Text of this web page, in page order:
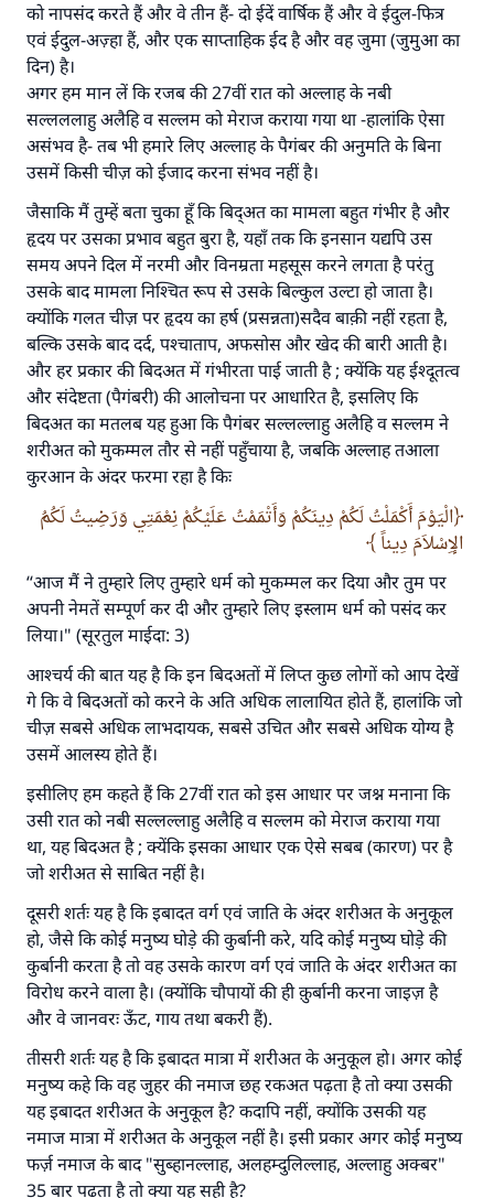
को नापसंद करते हैं और वे तीन हैं- दो ईदें वार्षिक हैं और वे ईदुल-फित्र
एवं ईदुल-अज़्हा हैं, और एक साप्ताहिक ईद है और वह जुमा (जुमुआ का
दिन) है।
अगर हम मान लें कि रजब की 27वीं रात को अल्लाह के नबी
सल्लललाहु अलैहि व सल्लम को मेराज कराया गया था -हालांकि ऐसा
असंभव है- तब भी हमारे लिए अल्लाह के पैगंबर की अनुमति के बिना
उसमें किसी चीज़ को ईजाद करना संभव नहीं है।
जैसाकि मैं तुम्हें बता चुका हूँ कि बिद्अत का मामला बहुत गंभीर है और
हृदय पर उसका प्रभाव बहुत बुरा है, यहाँ तक कि इनसान यद्यपि उस
समय अपने दिल में नरमी और विनम्रता महसूस करने लगता है परंतु
उसके बाद मामला निश्चित रूप से उसके बिल्कुल उल्टा हो जाता है।
क्योंकि गलत चीज़ पर हृदय का हर्ष (प्रसन्नता)सदैव बाक़ी नहीं रहता है,
बल्कि उसके बाद दर्द, पश्चाताप, अफसोस और खेद की बारी आती है।
और हर प्रकार की बिदअत में गंभीरता पाई जाती है ; क्येंकि यह ईश्दूतत्व
और संदेष्टता (पैगंबरी) की आलोचना पर आधारित है, इसलिए कि
बिदअत का मतलब यह हुआ कि पैगंबर सल्लल्लाहु अलैहि व सल्लम ने
शरीअत को मुकम्मल तौर से नहीं पहुँचाया है, जबकि अल्लाह तआला
कुरआन के अंदर फरमा रहा है किः
الْيَوْمَ أَكْمَلْتُ لَكُمْ دِينَكُمْ وَأَتْمَمْتُ عَلَيْكُمْ نِعْمَتِي وَرَضِيتُ لَكُمُ
الإِسْلاَمَ دِيناً
‘‘आज मैं ने तुम्हारे लिए तुम्हारे धर्म को मुकम्मल कर दिया और तुम पर
अपनी नेमतें सम्पूर्ण कर दी और तुम्हारे लिए इस्लाम धर्म को पसंद कर
लिया।" (सूरतुल माईदा: 3)
आश्चर्य की बात यह है कि इन बिदअतों में लिप्त कुछ लोगों को आप देखें
गे कि वे बिदअतों को करने के अति अधिक लालायित होते हैं, हालांकि जो
चीज़ सबसे अधिक लाभदायक, सबसे उचित और सबसे अधिक योग्य है
उसमें आलस्य होते हैं।
इसीलिए हम कहते हैं कि 27वीं रात को इस आधार पर जश्न मनाना कि
उसी रात को नबी सल्लल्लाहु अलैहि व सल्लम को मेराज कराया गया
था, यह बिदअत है ; क्येंकि इसका आधार एक ऐसे सबब (कारण) पर है
जो शरीअत से साबित नहीं है।
दूसरी शर्तः यह है कि इबादत वर्ग एवं जाति के अंदर शरीअत के अनुकूल
हो, जैसे कि कोई मनुष्य घोड़े की कुर्बानी करे, यदि कोई मनुष्य घोड़े की
कुर्बानी करता है तो वह उसके कारण वर्ग एवं जाति के अंदर शरीअत का
विरोध करने वाला है। (क्योंकि चौपायों की ही क़ुर्बानी करना जाइज़ है
और वे जानवरः ऊँट, गाय तथा बकरी हैं).
तीसरी शर्तः यह है कि इबादत मात्रा में शरीअत के अनुकूल हो। अगर कोई
मनुष्य कहे कि वह जुहर की नमाज छह रकअत पढ़ता है तो क्या उसकी
यह इबादत शरीअत के अनुकूल है? कदापि नहीं, क्योंकि उसकी यह
नमाज मात्रा में शरीअत के अनुकूल नहीं है। इसी प्रकार अगर कोई मनुष्य
फर्ज़ नमाज के बाद "सुब्हानल्लाह, अलहम्दुलिल्लाह, अल्लाहु अक्बर"
35 बार पढता है तो क्या यह सही है?
उत्तर संख्या 110845 ने एक शादी बचाई।.
उम्मत के प्रश्नों का उत्तर देने में हमारी सहायता करें
अल्लाह के रसूल सल्लल्लाहु अलैहि व सल्लम ने फरमाया :